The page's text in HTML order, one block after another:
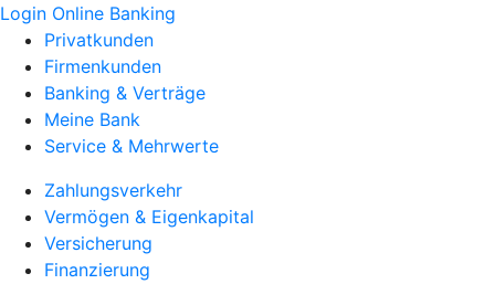
Login Online Banking
Privatkunden
Firmenkunden
Banking & Verträge
Meine Bank
Service & Mehrwerte
Zahlungsverkehr
Vermögen & Eigenkapital
Versicherung
Finanzierung